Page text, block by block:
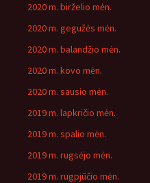
2020 m. birželio mėn.
2020 m. gegužės mėn.
2020 m. balandžio mėn.
2020 m. kovo mėn.
2020 m. sausio mėn.
2019 m. lapkričio mėn.
2019 m. spalio mėn.
2019 m. rugsėjo mėn.
2019 m. rugpjūčio mėn.